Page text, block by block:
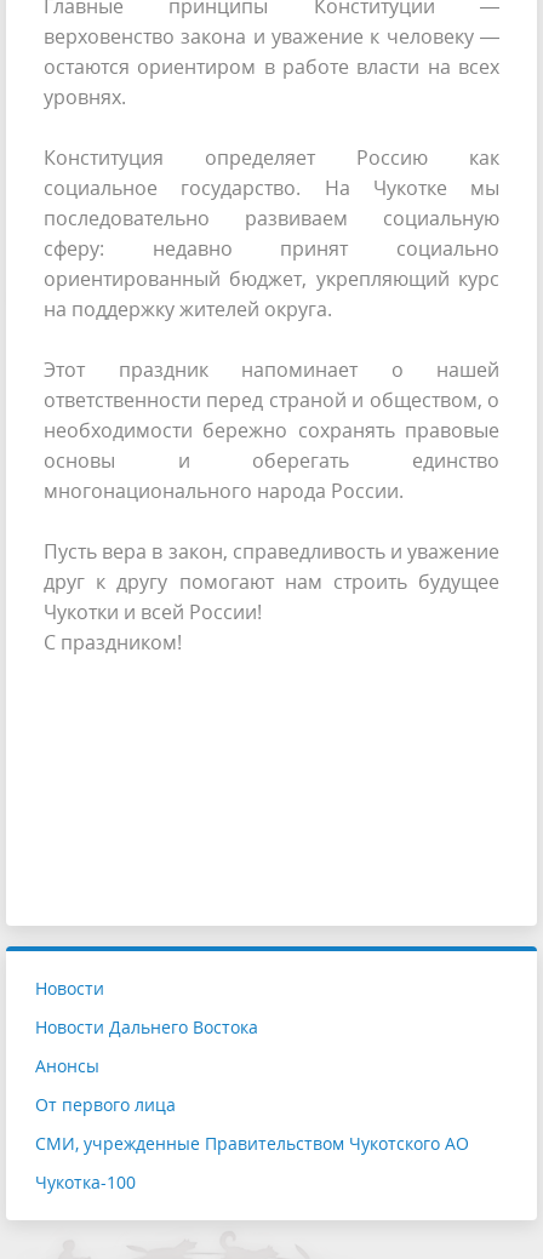
Главные принципы Конституции —
верховенство закона и уважение к человеку —
остаются ориентиром в работе власти на всех
уровнях.
Конституция определяет Россию как
социальное государство. На Чукотке мы
последовательно развиваем социальную
сферу: недавно принят социально
ориентированный бюджет, укрепляющий курс
на поддержку жителей округа.
Этот праздник напоминает о нашей
ответственности перед страной и обществом, о
необходимости бережно сохранять правовые
основы и оберегать единство
многонационального народа России.
Пусть вера в закон, справедливость и уважение
друг к другу помогают нам строить будущее
Чукотки и всей России!
С праздником!
Новости
Новости Дальнего Востока
Анонсы
От первого лица
СМИ, учрежденные Правительством Чукотского АО
Чукотка-100